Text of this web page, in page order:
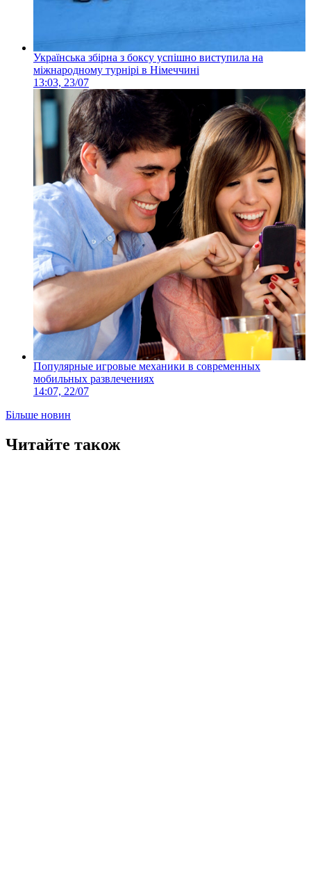
Українська збірна з боксу успішно виступила на
міжнародному турнірі в Німеччині
13:03, 23/07
Популярные игровые механики в современных
мобильных развлечениях
14:07, 22/07
Більше новин
Читайте також